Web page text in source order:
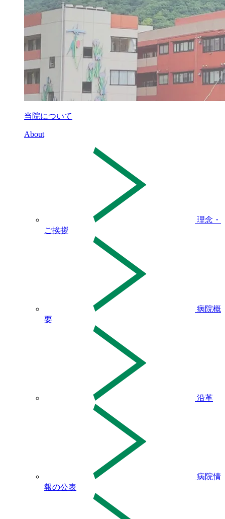
当院について
About
理念・
ご挨拶
病院概
要
沿革
病院情
報の公表